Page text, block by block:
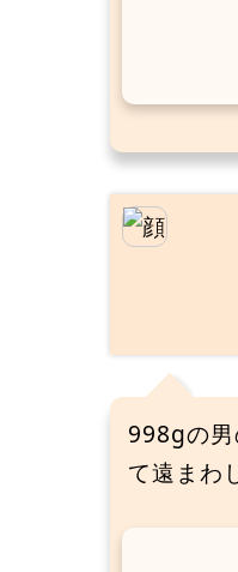
998gの男
て遠まわ